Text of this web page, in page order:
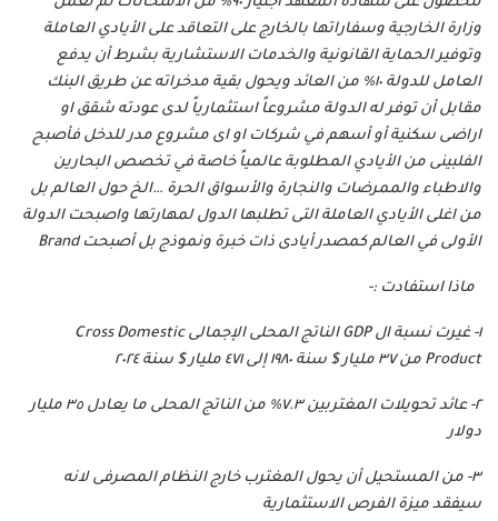
وزارة الخارجية وسفاراتها بالخارج على التعاقد على الأيادي العاملة
وتوفير الحماية القانونية والخدمات الاستشارية بشرط أن يدفع
العامل للدولة ١٠% من العائد ويحول بقية مدخراته عن طريق البنك
مقابل أن توفر له الدولة مشروعاً استثمارياً لدى عودته شقق او
اراضى سكنية أو أسهم في شركات او اى مشروع مدر للدخل فأصبح
الفلبينى من الأيادي المطلوبة عالمياً خاصة في تخصص البحارين
والاطباء والممرضات والنجارة والأسواق الحرة …الخ حول العالم بل
من اغلى الأيادي العاملة التى تطلبها الدول لمهارتها واصبحت الدولة
الأولى في العالم كمصدر أيادى ذات خبرة ونموذج بل أصبحت Brand
ماذا استفادت :-
١- غيرت نسبة ال GDP الناتج المحلى الإجمالى Cross Domestic
Product من ٣٧ مليار $ سنة ١٩٨٠ إلى ٤٧١ مليار $ سنة ٢٠٢٤
٢- عائد تحويلات المغتربين ٧.٣% من الناتج المحلى ما يعادل ٣٥ مليار
دولار
٣- من المستحيل أن يحول المغترب خارج النظام المصرفى لانه
سيفقد ميزة الفرص الاستثمارية